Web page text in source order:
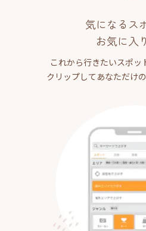
気になるス
お気に入
これから行きたいスポッ
クリップしてあなただけ